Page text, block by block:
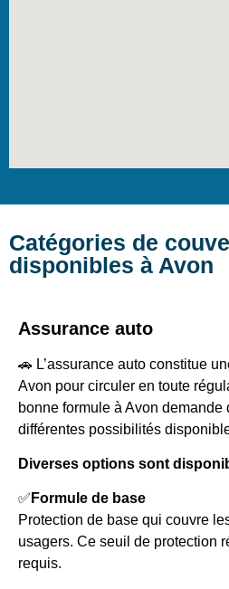
Catégories de
disponibles à Avon
Assurance auto
🚗 L’assurance auto constitue
Avon pour circuler en toute
bonne formule à Avon
différentes possibilités
Diverses options sont
✅ Formule de base
Protection de base qui couvre
usagers. Ce seuil de protection
requis.